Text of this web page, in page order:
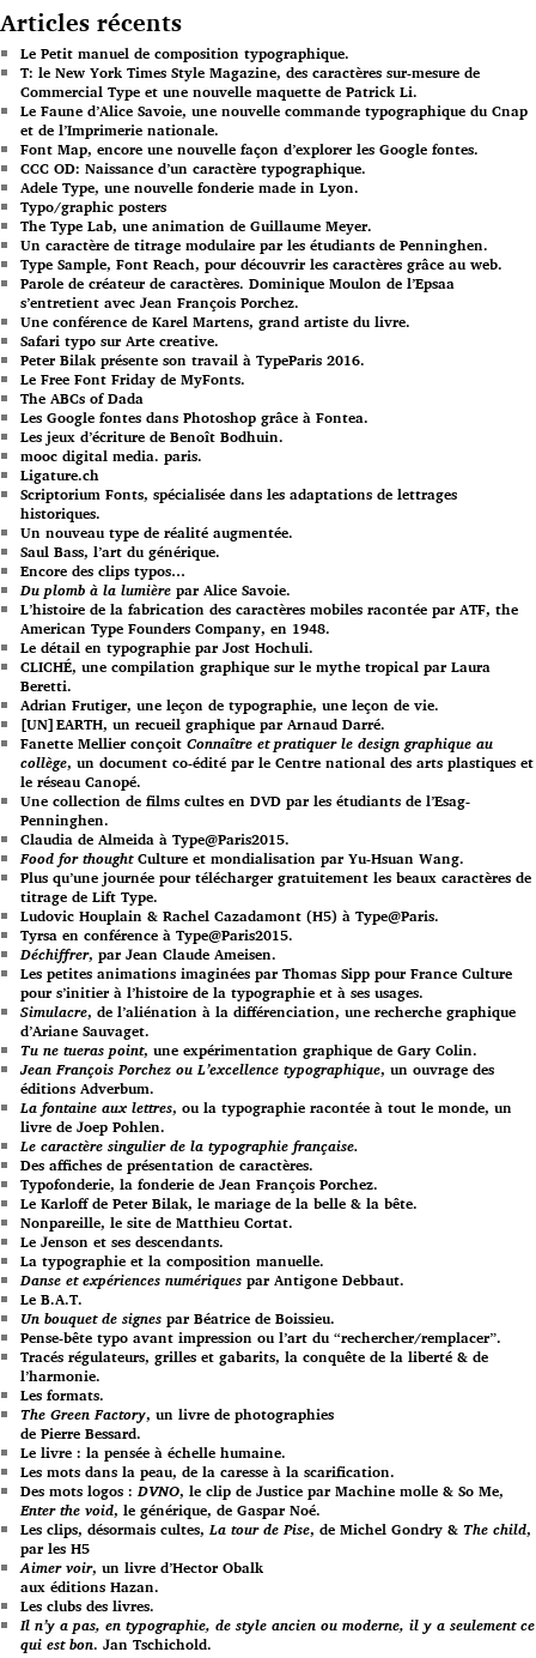
Articles récents
Le Petit manuel de composition typographique.
T: le New York Times Style Magazine, des caractères sur-mesure de
Commercial Type et une nouvelle maquette de Patrick Li.
Le Faune d’Alice Savoie, une nouvelle commande typographique du Cnap
et de l’Imprimerie nationale.
Font Map, encore une nouvelle façon d’explorer les Google fontes.
CCC OD: Naissance d’un caractère typographique.
Adele Type, une nouvelle fonderie made in Lyon.
Typo/graphic posters
The Type Lab, une animation de Guillaume Meyer.
Un caractère de titrage modulaire par les étudiants de Penninghen.
Type Sample, Font Reach, pour découvrir les caractères grâce au web.
Parole de créateur de caractères. Dominique Moulon de l’Epsaa
s’entretient avec Jean François Porchez.
Une conférence de Karel Martens, grand artiste du livre.
Safari typo sur Arte creative.
Peter Bilak présente son travail à TypeParis 2016.
Le Free Font Friday de MyFonts.
The ABCs of Dada
Les Google fontes dans Photoshop grâce à Fontea.
Les jeux d’écriture de Benoît Bodhuin.
mooc digital media. paris.
Ligature.ch
Scriptorium Fonts, spécialisée dans les adaptations de lettrages
historiques.
Un nouveau type de réalité augmentée.
Saul Bass, l’art du générique.
Encore des clips typos…
Du plomb à la lumière par Alice Savoie.
L’histoire de la fabrication des caractères mobiles racontée par ATF, the
American Type Founders Company, en 1948.
Le détail en typographie par Jost Hochuli.
CLICHÉ, une compilation graphique sur le mythe tropical par Laura
Beretti.
Adrian Frutiger, une leçon de typographie, une leçon de vie.
[UN]EARTH, un recueil graphique par Arnaud Darré.
Fanette Mellier conçoit Connaître et pratiquer le design graphique au
collège, un document co-édité par le Centre national des arts plastiques et
le réseau Canopé.
Une collection de films cultes en DVD par les étudiants de l’Esag-
Penninghen.
Claudia de Almeida à Type@Paris2015.
Food for thoughtCulture et mondialisation par Yu-Hsuan Wang.
Plus qu’une journée pour télécharger gratuitement les beaux caractères de
titrage de Lift Type.
Ludovic Houplain & Rachel Cazadamont (H5) à Type@Paris.
Tyrsa en conférence à Type@Paris2015.
Déchiffrer, par Jean Claude Ameisen.
Les petites animations imaginées par Thomas Sipp pour France Culture
pour s’initier à l’histoire de la typographie et à ses usages.
Simulacre, de l’aliénation à la différenciation, une recherche graphique
d’Ariane Sauvaget.
Tu ne tueras point, une expérimentation graphique de Gary Colin.
Jean François Porchez ou L’excellence typographique, un ouvrage des
éditions Adverbum.
La fontaine aux lettres, ou la typographie racontée à tout le monde, un
livre de Joep Pohlen.
Le caractère singulier de la typographie française.
Des affiches de présentation de caractères.
Typofonderie, la fonderie de Jean François Porchez.
Le Karloff de Peter Bilak, le mariage de la belle & la bête.
Nonpareille, le site de Matthieu Cortat.
Le Jenson et ses descendants.
La typographie et la composition manuelle.
Danse et expériences numériques par Antigone Debbaut.
Le B.A.T.
Un bouquet de signes par Béatrice de Boissieu.
Pense-bête typo avant impression ou l’art du “rechercher/remplacer”.
Tracés régulateurs, grilles et gabarits, la conquête de la liberté & de
l’harmonie.
Les formats.
The Green Factory, un livre de photographies
de Pierre Bessard.
Le livre : la pensée à échelle humaine.
Les mots dans la peau, de la caresse à la scarification.
Des mots logos :DVNO, le clip de Justice par Machine molle & So Me,
Enter the void, le générique, de Gaspar Noé.
Les clips, désormais cultes,La tour de Pise, de Michel Gondry & The child,
par les H5
Aimer voir, un livre d’Hector Obalk
aux éditions Hazan.
Les clubs des livres.
Il n’y a pas, en typographie, de style ancien ou moderne, il y a seulement ce
qui est bon. Jan Tschichold.